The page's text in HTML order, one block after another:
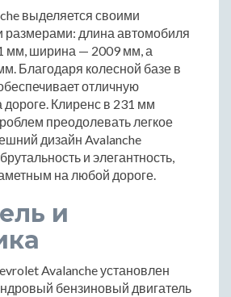
выделяется своими
длина автомобиля
мм, ширина — 2009 мм, а
Благодаря колесной базе в
отличную
дороге. Клиренс в 231 мм
преодолевать легкое
дизайн Avalanche
и элегантность,
на любой дороге.
и
Avalanche установлен
бензиновый двигатель